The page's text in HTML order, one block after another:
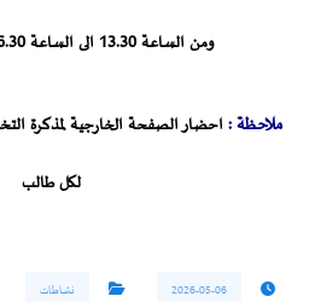
ومن الساعة 13.30 الى الساعة 16.30 مساءا المدرج D
ملاحظة: احضار الصفحة الخارجية لمذكرة
لكل طالب
2026-05-06 نشاطات